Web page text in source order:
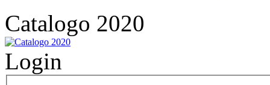
Catalogo 2020
Login